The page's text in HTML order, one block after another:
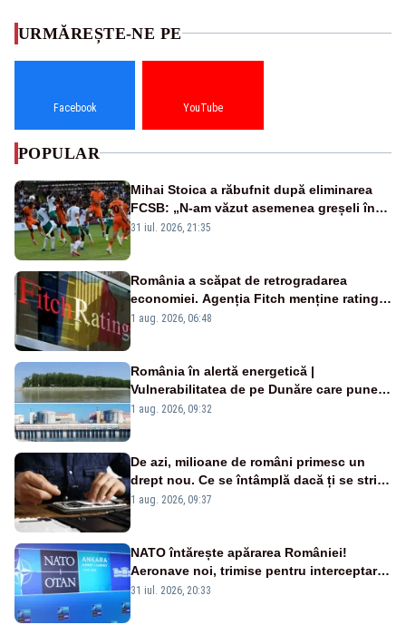
URMĂREȘTE-NE PE
Facebook YouTube
POPULAR
Mihai Stoica a răbufnit după eliminarea
FCSB: „N-am văzut asemenea greșeli în
190 de meciuri europene”
31 iul. 2026, 21:35
România a scăpat de retrogradarea
economiei. Agenția Fitch menține ratingul
„BBB-” cu perspectivă negativă
1 aug. 2026, 06:48
România în alertă energetică |
Vulnerabilitatea de pe Dunăre care pune
în pericol Centrala Cernavodă era
1 aug. 2026, 09:32
De azi, milioane de români primesc un
drept nou. Ce se întâmplă dacă ți se strică
un produs
1 aug. 2026, 09:37
NATO întărește apărarea României!
Aeronave noi, trimise pentru interceptarea
și distrugerea dronelor
31 iul. 2026, 20:33